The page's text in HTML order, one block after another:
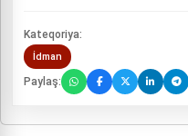
Kateqoriya:
İdman
Paylaş: